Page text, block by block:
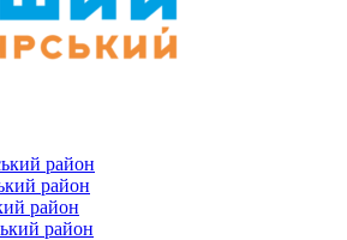
район
район
район
район